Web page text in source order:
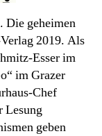
Die geheimen
2019. Als
Esser im
im Grazer
Chef
Lesung
geben